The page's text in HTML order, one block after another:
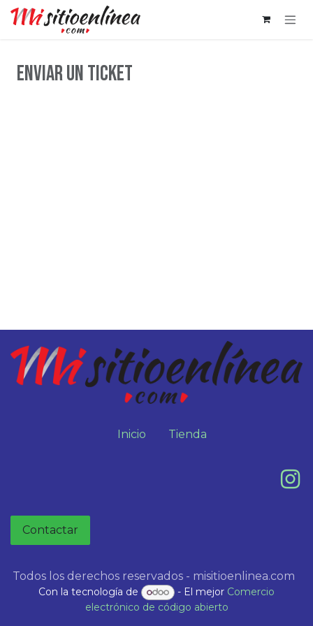
Ir al contenido
Enviar un ticket
Inicio Tienda
Contactar
Todos los derechos reservados - misitioenlinea.com
Con la tecnología de - El mejor Comercio
electrónico de código abierto